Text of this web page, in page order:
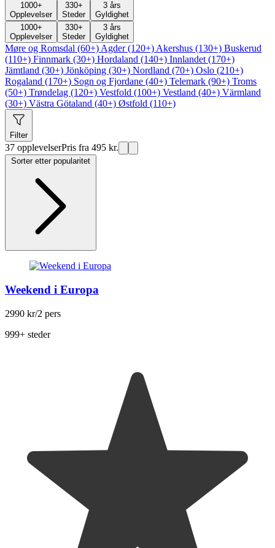
1000+
Opplevelser
330+
Steder
3 års
Gyldighet
1000+
Opplevelser
330+
Steder
3 års
Gyldighet
Møre og Romsdal (60+) Agder (120+) Akershus (130+) Buskerud
(110+) Finnmark (30+) Hordaland (140+) Innlandet (170+)
Jämtland (30+) Jönköping (30+) Nordland (70+) Oslo (210+)
Rogaland (170+) Sogn og Fjordane (40+) Telemark (90+) Troms
(50+) Trøndelag (120+) Vestfold (100+) Vestland (40+) Värmland
(30+) Västra Götaland (40+) Østfold (110+)
Filter
37 opplevelserPris fra 495 kr.
Weekend i Europa
2990 kr/2 pers
999+ steder